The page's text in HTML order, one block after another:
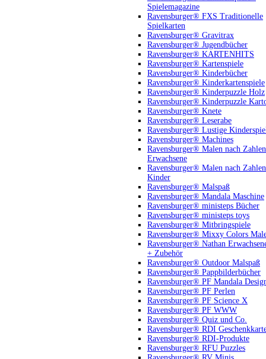
Spielemagazine
Ravensburger® FXS Traditionelle
Spielkarten
Ravensburger® Gravitrax
Ravensburger® Jugendbücher
Ravensburger® KARTENHITS
Ravensburger® Kartenspiele
Ravensburger® Kinderbücher
Ravensburger® Kinderkartenspiele
Ravensburger® Kinderpuzzle Holz
Ravensburger® Kinderpuzzle
Ravensburger® Knete
Ravensburger® Leserabe
Ravensburger® Lustige
Ravensburger® Machines
Ravensburger® Malen nach Zahlen
Erwachsene
Ravensburger® Malen nach Zahlen
Kinder
Ravensburger® Malspaß
Ravensburger® Mandala Maschine
Ravensburger® ministeps Bücher
Ravensburger® ministeps toys
Ravensburger® Mitbringspiele
Ravensburger® Mixxy Colors
Ravensburger® Nathan
+ Zubehör
Ravensburger® Outdoor Malspaß
Ravensburger® Pappbilderbücher
Ravensburger® PF Mandala
Ravensburger® PF Perlen
Ravensburger® PF Science X
Ravensburger® PF WWW
Ravensburger® Quiz und Co.
Ravensburger® RDI
Ravensburger® RDI-Produkte
Ravensburger® RFU Puzzles